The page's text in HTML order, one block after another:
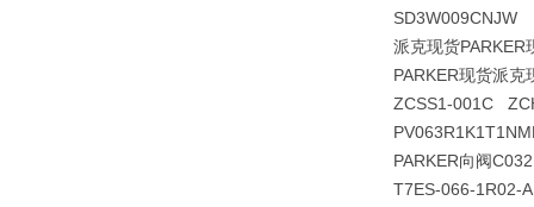
SD3W009CNJW
派克现货PARKER
PARKER现货派克
ZCSS1-001C
PARKER向阀
T7ES-066-1R02-